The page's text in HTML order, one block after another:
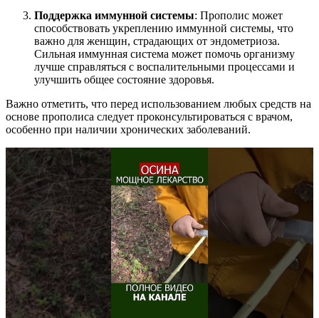
Поддержка иммунной системы: Прополис может
способствовать укреплению иммунной системы, что
важно для женщин, страдающих от эндометриоза.
Сильная иммунная система может помочь организму
лучше справляться с воспалительными процессами и
улучшить общее состояние здоровья.
Важно отметить, что перед использованием любых средств на
основе прополиса следует проконсультироваться с врачом,
особенно при наличии хронических заболеваний.